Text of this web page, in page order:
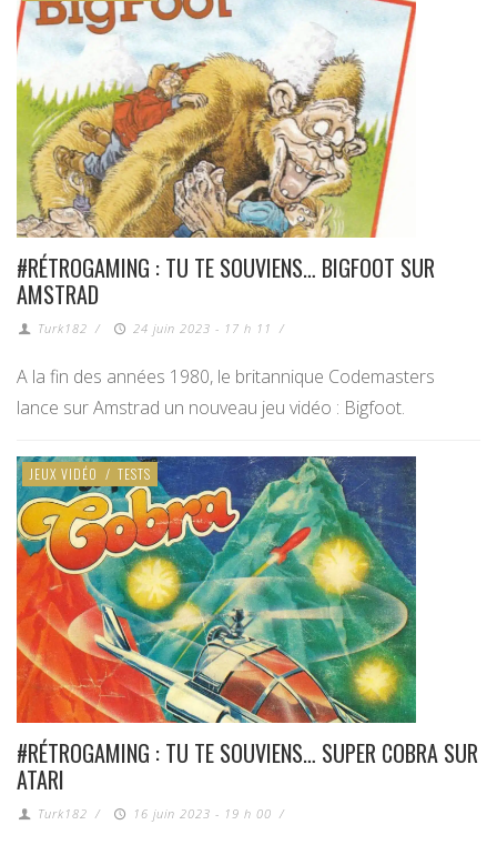
#RÉTROGAMING : TU TE SOUVIENS… BIGFOOT SUR
AMSTRAD
Turk182 / 24 juin 2023 - 17 h 11 /
A la fin des années 1980, le britannique Codemasters
lance sur Amstrad un nouveau jeu vidéo : Bigfoot.
JEUX VIDÉO / TESTS
#RÉTROGAMING : TU TE SOUVIENS… SUPER COBRA SUR
ATARI
Turk182 / 16 juin 2023 - 19 h 00 /